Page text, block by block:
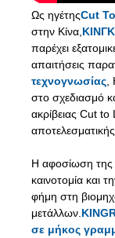
Ως ηγέτηςCut
στην Κίνα,
παρέχει
απαιτήσεις
τεχνογνωσίας
στο σχεδιασμό
ακρίβειας Cut
Η αφοσίωση της
καινοτομία και
φήμη στη
μετάλλων.
σε μήκος